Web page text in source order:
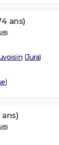
ans)
(Jura)
)
ans)